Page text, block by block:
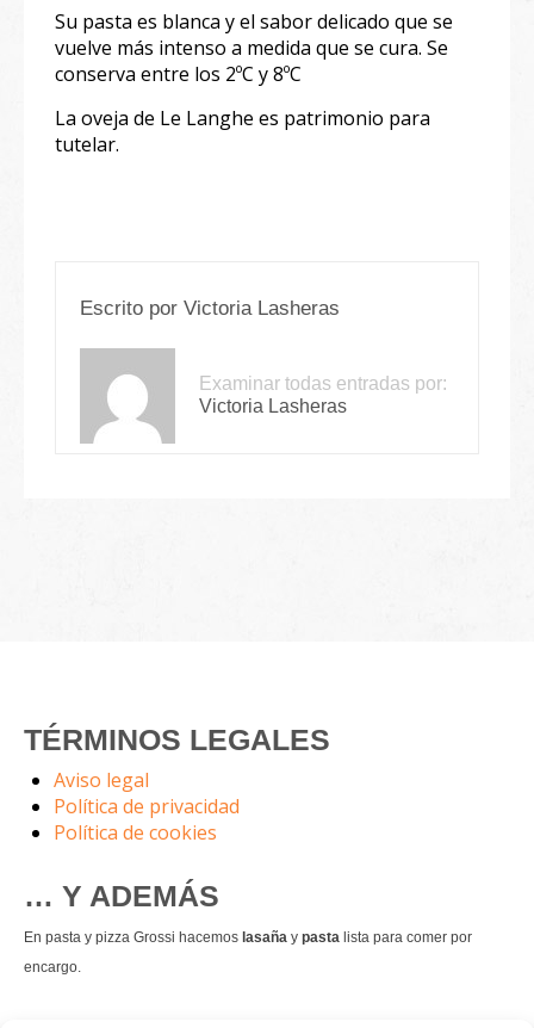
Su pasta es blanca y el sabor delicado que se
vuelve más intenso a medida que se cura. Se
conserva entre los 2ºC y 8ºC
La oveja de Le Langhe es patrimonio para
tutelar.
Escrito por Victoria Lasheras
Examinar todas entradas por:
Victoria Lasheras
TÉRMINOS LEGALES
Aviso legal
Política de privacidad
Política de cookies
… Y ADEMÁS
En pasta y pizza Grossi hacemos lasaña y pasta lista para comer por
encargo.